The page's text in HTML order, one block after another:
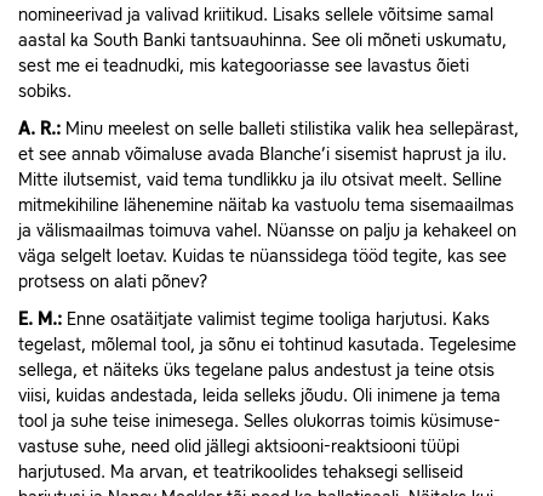
nomineerivad ja valivad kriitikud. Lisaks sellele võitsime samal
aastal ka South Banki tantsuauhinna. See oli mõneti uskumatu,
sest me ei teadnudki, mis kategooriasse see lavastus õieti
sobiks.
A. R.: Minu meelest on selle balleti stilistika valik hea sellepärast,
et see annab võimaluse avada Blanche’i sisemist haprust ja ilu.
Mitte ilutsemist, vaid tema tundlikku ja ilu otsivat meelt. Selline
mitmekihiline lähenemine näitab ka vastuolu tema sisemaailmas
ja välismaailmas toimuva vahel. Nüansse on palju ja kehakeel on
väga selgelt loetav. Kuidas te nüanssidega tööd tegite, kas see
protsess on alati põnev?
E. M.: Enne osatäitjate valimist tegime tooliga harjutusi. Kaks
tegelast, mõlemal tool, ja sõnu ei tohtinud kasutada. Tegelesime
sellega, et näiteks üks tegelane palus andestust ja teine otsis
viisi, kuidas andestada, leida selleks jõudu. Oli inimene ja tema
tool ja suhe teise inimesega. Selles olukorras toimis küsimuse-
vastuse suhe, need olid jällegi aktsiooni-reaktsiooni tüüpi
harjutused. Ma arvan, et teatrikoolides tehaksegi selliseid